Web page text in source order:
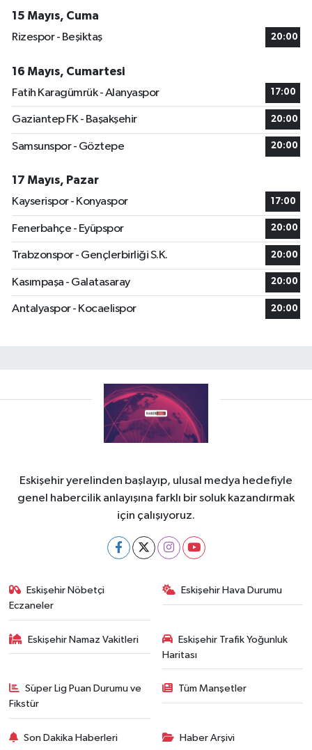
15 Mayıs, Cuma
Rizespor - Beşiktaş
20:00
16 Mayıs, Cumartesi
Fatih Karagümrük - Alanyaspor
17:00
Gaziantep FK - Başakşehir 20:00
Samsunspor - Göztepe 20:00
17 Mayıs, Pazar
Kayserispor - Konyaspor
17:00
Fenerbahçe - Eyüpspor 20:00
Trabzonspor - Gençlerbirliği S.K. 20:00
Kasımpaşa - Galatasaray 20:00
Antalyaspor - Kocaelispor 20:00
Eskişehir yerelinden başlayıp, ulusal medya hedefiyle
genel habercilik anlayışına farklı bir soluk kazandırmak
için çalışıyoruz.
Eskişehir Nöbetçi
Eczaneler
Eskişehir Hava Durumu
Eskişehir Namaz Vakitleri
Eskişehir Trafik Yoğunluk
Haritası
Süper Lig Puan Durumu ve
Fikstür
Tüm Manşetler
Son Dakika Haberleri Haber Arşivi